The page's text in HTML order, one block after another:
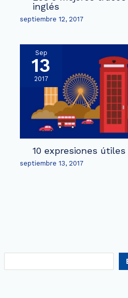
inglés
septiembre 12, 2017
Sep
13
2017
10 expresiones
septiembre 13, 2017